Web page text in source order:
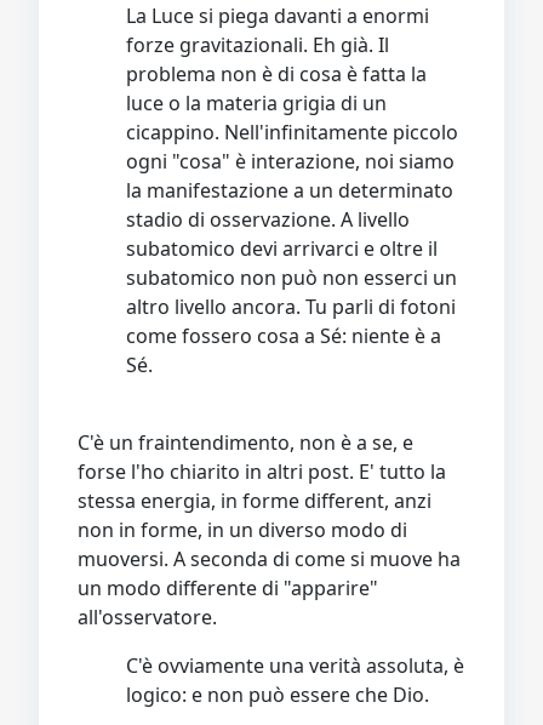
La Luce si piega davanti a enormi
forze gravitazionali. Eh già. Il
problema non è di cosa è fatta la
luce o la materia grigia di un
cicappino. Nell'infinitamente piccolo
ogni "cosa" è interazione, noi siamo
la manifestazione a un determinato
stadio di osservazione. A livello
subatomico devi arrivarci e oltre il
subatomico non può non esserci un
altro livello ancora. Tu parli di fotoni
come fossero cosa a Sé: niente è a
Sé.
C'è un fraintendimento, non è a se, e
forse l'ho chiarito in altri post. E' tutto la
stessa energia, in forme different, anzi
non in forme, in un diverso modo di
muoversi. A seconda di come si muove ha
un modo differente di "apparire"
all'osservatore.
C'è ovviamente una verità assoluta, è
logico: e non può essere che Dio.